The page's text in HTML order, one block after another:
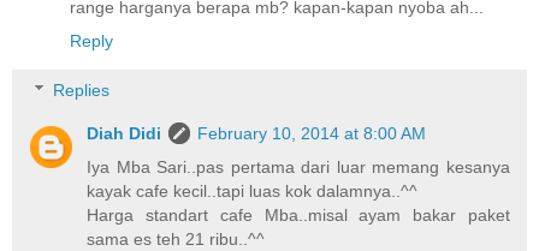
range harganya berapa mb? kapan-kapan nyoba ah...
Reply
Replies
Diah Didi
February 10, 2014 at 8:00 AM
Iya Mba Sari..pas pertama dari luar memang kesanya
kayak cafe kecil..tapi luas kok dalamnya..^^
Harga standart cafe Mba..misal ayam bakar paket
sama es teh 21 ribu..^^